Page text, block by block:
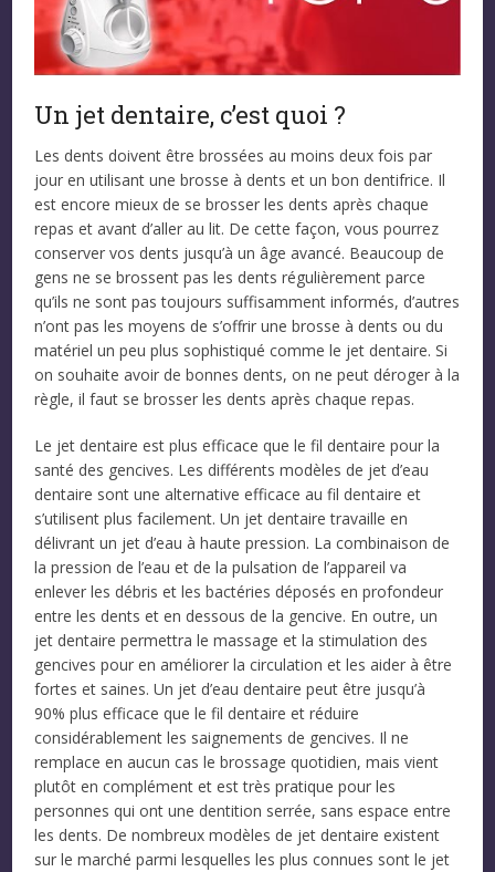
Un jet dentaire, c’est quoi ?
Les dents doivent être brossées au moins deux fois par
jour en utilisant une brosse à dents et un bon dentifrice. Il
est encore mieux de se brosser les dents après chaque
repas et avant d’aller au lit. De cette façon, vous pourrez
conserver vos dents jusqu’à un âge avancé. Beaucoup de
gens ne se brossent pas les dents régulièrement parce
qu’ils ne sont pas toujours suffisamment informés, d’autres
n’ont pas les moyens de s’offrir une brosse à dents ou du
matériel un peu plus sophistiqué comme le jet dentaire. Si
on souhaite avoir de bonnes dents, on ne peut déroger à la
règle, il faut se brosser les dents après chaque repas.
Le jet dentaire est plus efficace que le fil dentaire pour la
santé des gencives. Les différents modèles de jet d’eau
dentaire sont une alternative efficace au fil dentaire et
s’utilisent plus facilement. Un jet dentaire travaille en
délivrant un jet d’eau à haute pression. La combinaison de
la pression de l’eau et de la pulsation de l’appareil va
enlever les débris et les bactéries déposés en profondeur
entre les dents et en dessous de la gencive. En outre, un
jet dentaire permettra le massage et la stimulation des
gencives pour en améliorer la circulation et les aider à être
fortes et saines. Un jet d’eau dentaire peut être jusqu’à
90% plus efficace que le fil dentaire et réduire
considérablement les saignements de gencives. Il ne
remplace en aucun cas le brossage quotidien, mais vient
plutôt en complément et est très pratique pour les
personnes qui ont une dentition serrée, sans espace entre
les dents. De nombreux modèles de jet dentaire existent
sur le marché parmi lesquelles les plus connues sont le jet